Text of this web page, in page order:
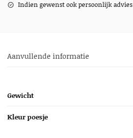
Indien gewenst ook persoonlijk advies
Aanvullende informatie
Gewicht
Kleur poesje